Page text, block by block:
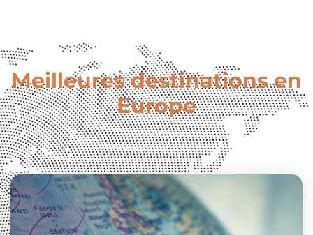
Meilleures destinations en
Europe